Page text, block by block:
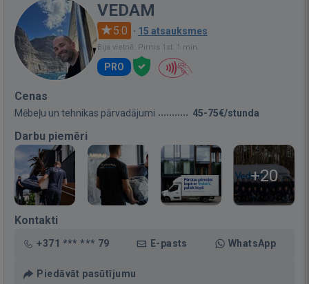
VEDAM
5.0 · 15 atsauksmes
Bija vietnē: Pirms 1st. 1 min.
PRO
Cenas
Mēbeļu un tehnikas pārvadājumi 45-75€/stunda
Darbu piemēri
+20
Kontakti
+371 *** *** 79 E-pasts WhatsApp
Piedāvāt pasūtījumu